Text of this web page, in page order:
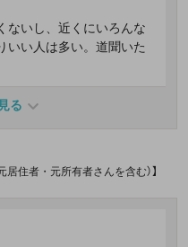
ないし、近くにいろんな
いい人は多い。道聞いた
る
居住者・元所有者さんを含む）】